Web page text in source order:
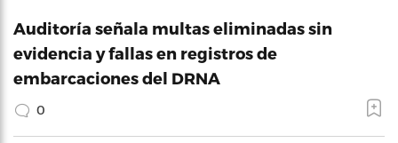
Auditoría señala multas eliminadas sin
evidencia y fallas en registros de
embarcaciones del DRNA
0